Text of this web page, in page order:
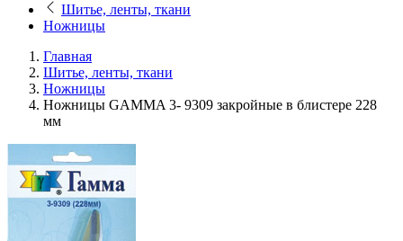
Шитье, ленты, ткани
Ножницы
Главная
Шитье, ленты, ткани
Ножницы
Ножницы GAMMA 3- 9309 закройные в блистере 228
мм